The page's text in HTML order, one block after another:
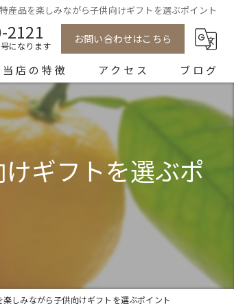
産品を楽しみながら子供向けギフトを選ぶポイント
2121
になります
お問い合わせはこちら
当店の特徴
販売
キッチンカー
チューハイ
アクセス ブログ
ギフトを選ぶポ
しみながら子供向けギフトを選ぶポイント